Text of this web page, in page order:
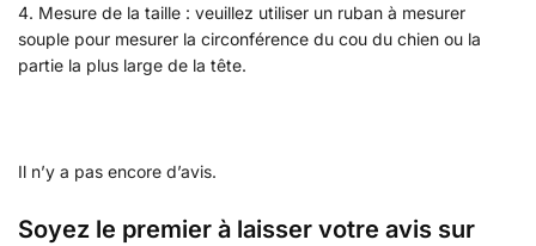
4. Mesure de la taille : veuillez utiliser un ruban à mesurer
souple pour mesurer la circonférence du cou du chien ou la
partie la plus large de la tête.
Il n’y a pas encore d’avis.
Soyez le premier à laisser votre avis sur